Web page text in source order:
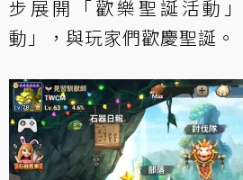
步展開「歡樂聖誕活動
動」，與玩家們歡慶聖誕。